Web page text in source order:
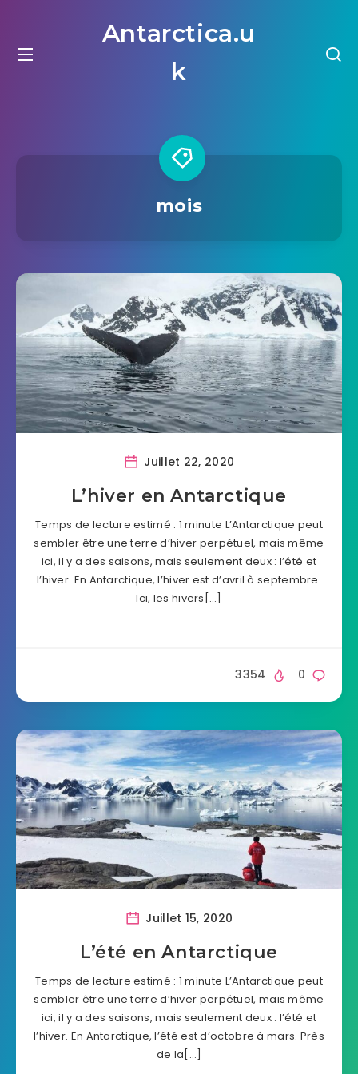
Antarctica.u
k
mois
Juillet 22, 2020
L’hiver en Antarctique
Temps de lecture estimé : 1 minute L’Antarctique peut
sembler être une terre d’hiver perpétuel, mais même
ici, il y a des saisons, mais seulement deux : l’été et
l’hiver. En Antarctique, l’hiver est d’avril à septembre.
Ici, les hivers[…]
0
3354
Juillet 15, 2020
L’été en Antarctique
Temps de lecture estimé : 1 minute L’Antarctique peut
sembler être une terre d’hiver perpétuel, mais même
ici, il y a des saisons, mais seulement deux : l’été et
l’hiver. En Antarctique, l’été est d’octobre à mars. Près
de la[…]